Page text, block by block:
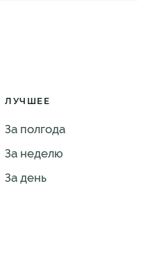
ЛУЧШЕЕ
За полгода
За неделю
За день